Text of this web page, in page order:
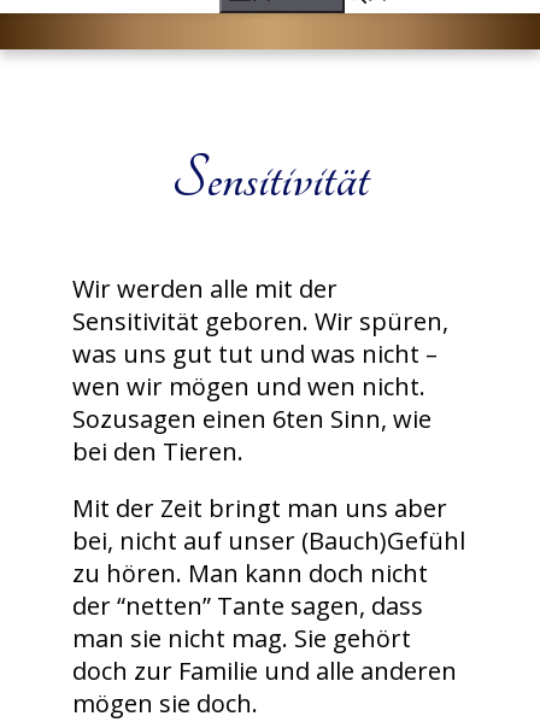
Sensitivität
Wir werden alle mit der
Sensitivität geboren. Wir spüren,
was uns gut tut und was nicht –
wen wir mögen und wen nicht.
Sozusagen einen 6ten Sinn, wie
bei den Tieren.
Mit der Zeit bringt man uns aber
bei, nicht auf unser (Bauch)Gefühl
zu hören. Man kann doch nicht
der “netten” Tante sagen, dass
man sie nicht mag. Sie gehört
doch zur Familie und alle anderen
mögen sie doch.